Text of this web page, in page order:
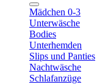
Mädchen 0-3
Unterwäsche
Bodies
Unterhemden
Slips und Panties
Nachtwäsche
Schlafanzüge